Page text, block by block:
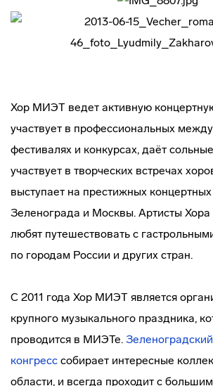
Хор МИЭТ ведет активную
участвует в профессиональных
фестивалях и конкурсах, даёт
участвует в творческих встречах
выступает на престижных
Зеленограда и Москвы. Артисты
любят путешествовать с
по городам России и других стран.
С 2011 года Хор МИЭТ является
крупного музыкального праздника,
проводится в МИЭТе.
конгресс собирает интересные
области, и всегда проходит с